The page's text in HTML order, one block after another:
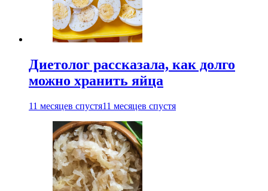
Диетолог рассказала, как долго
можно хранить яйца
11 месяцев спустя11 месяцев спустя